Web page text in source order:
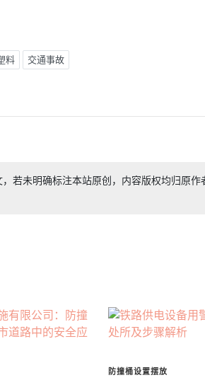
料 交通事故
若未明确标注本站原创，内容版权均归原
防撞桶设置摆放